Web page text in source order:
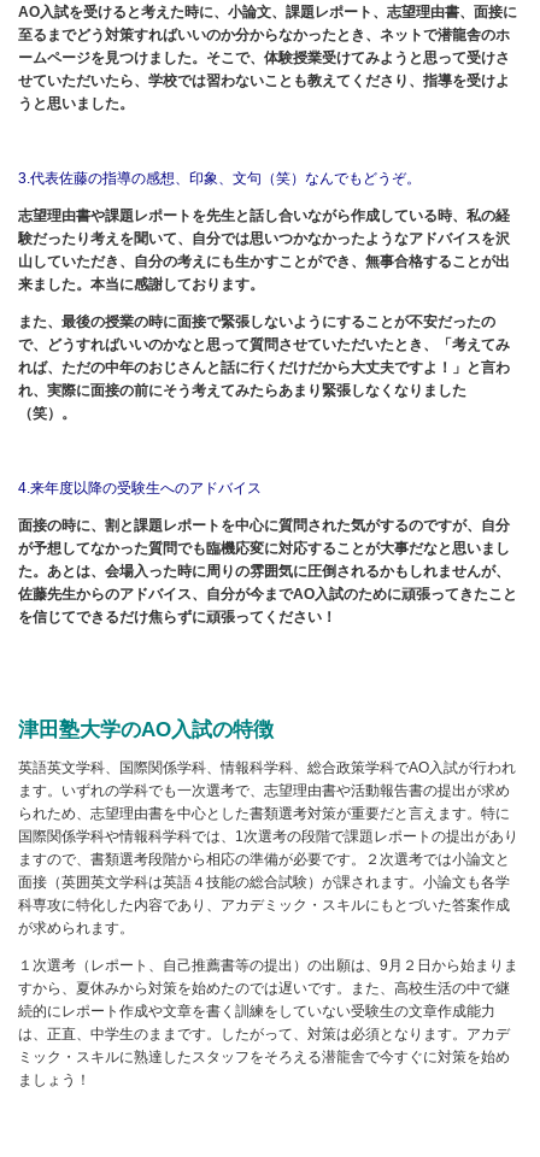
AO入試を受けると考えた時に、小論文、課題レポート、志望理由書、面接に
至るまでどう対策すればいいのか分からなかったとき、ネットで潜龍舎のホ
ームページを見つけました。そこで、体験授業受けてみようと思って受けさ
せていただいたら、学校では習わないことも教えてくださり、指導を受けよ
うと思いました。
3.代表佐藤の指導の感想、印象、文句（笑） なんでもどうぞ。
志望理由書や課題レポートを先生と話し合いながら作成している時、私の経
験だったり考えを聞いて、自分では思いつかなかったようなアドバイスを沢
山していただき、自分の考えにも生かすことができ、無事合格することが出
来ました。本当に感謝しております。
また、最後の授業の時に面接で緊張しないようにすることが不安だったの
で、どうすればいいのかなと思って質問させていただいたとき、「考えてみ
れば、ただの中年のおじさんと話に行くだけだから大丈夫ですよ！」と言わ
れ、実際に面接の前にそう考えてみたらあまり緊張しなくなりました
（笑）。
4.来年度以降の受験生へのアドバイス
面接の時に、割と課題レポートを中心に質問された気がするのですが、自分
が予想してなかった質問でも臨機応変に対応することが大事だなと思いまし
た。あとは、会場入った時に周りの雰囲気に圧倒されるかもしれませんが、
佐藤先生からのアドバイス、自分が今までAO入試のために頑張ってきたこと
を信じてできるだけ焦らずに頑張ってください！
津田塾大学のAO入試の特徴
英語英文学科、国際関係学科、情報科学科、総合政策学科でAO入試が行われ
ます。いずれの学科でも一次選考で、志望理由書や活動報告書の提出が求め
られため、志望理由書を中心とした書類選考対策が重要だと言えます。特に
国際関係学科や情報科学科では、1次選考の段階で課題レポートの提出があり
ますので、書類選考段階から相応の準備が必要です。２次選考では小論文と
面接（英囲英文学科は英語４技能の総合試験）が課されます。小論文も各学
科専攻に特化した内容であり、アカデミック・スキルにもとづいた答案作成
が求められます。
１次選考（レポート、自己推薦書等の提出）の出願は、9月２日から始まりま
すから、夏休みから対策を始めたのでは遅いです。また、高校生活の中で継
続的にレポート作成や文章を書く訓練をしていない受験生の文章作成能力
は、正直、中学生のままです。したがって、対策は必須となります。アカデ
ミック・スキルに熟達したスタッフをそろえる潜龍舎で今すぐに対策を始め
ましょう！